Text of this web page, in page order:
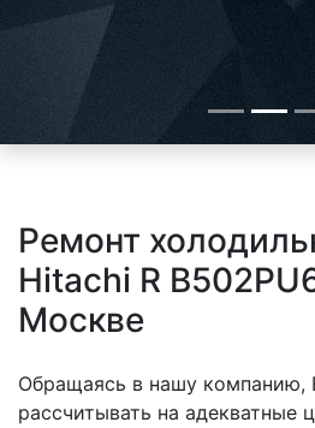
Ремонт
Hitachi R
Москве
Обращаясь в нашу
рассчитывать на адекватные